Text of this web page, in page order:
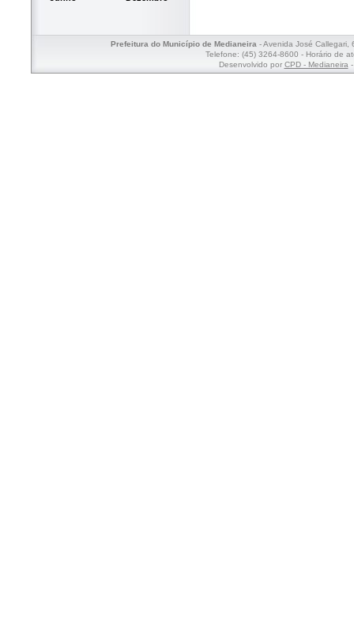
Prefeitura do Município de Medianeira- Avenida José Callegari,
Telefone: (45) 3264-8600 - Horário de
Desenvolvido por CPD - Medianeira-